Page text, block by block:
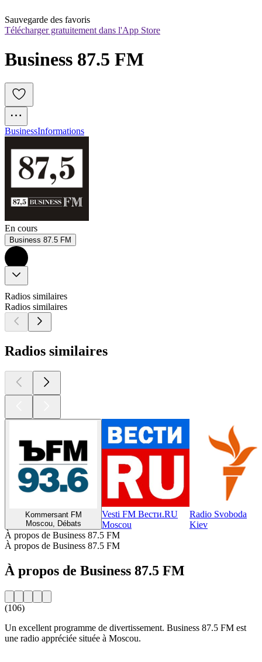
Sauvegarde des favoris
Télécharger gratuitement dans l'App Store
Business 87.5 FM
BusinessInformations
En cours
Business 87.5 FM
Radios similaires
Radios similaires
Radios similaires
Kommersant FM
Moscou, Débats
Vesti FM Вести.RU
Moscou
Radio Svoboda
Kiev
À propos de Business 87.5 FM
À propos de Business 87.5 FM
À propos de Business 87.5 FM
(106)
Un excellent programme de divertissement. Business 87.5 FM est
une radio appréciée située à Moscou.